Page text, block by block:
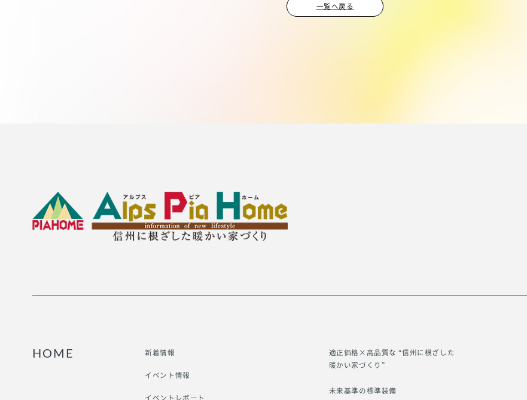
一覧へ戻る
HOME 新着情報
イベント情報
イベントレポート
適正価格×高品質な “信州に根ざした
暖かい家づくり”
未来基準の標準装備